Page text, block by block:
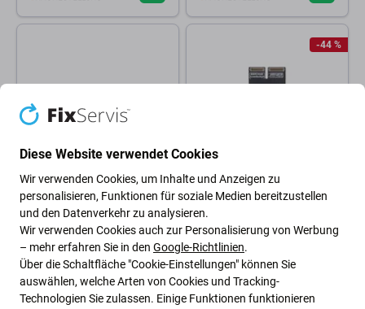
JC
JC V1SE, V1S Pro, V1S Plus -
16 Pro Max
AUF LAGER 4 Stk
-44 %
JC
True Tone-Daten für iPad Pro
12.9" (3. / 4. Generation)
4,87 € 8,76 €
AUF LAGER 2 Stk
Diese Website verwendet Cookies
Wir verwenden Cookies, um Inhalte und Anzeigen zu
personalisieren, Funktionen für soziale Medien bereitzustellen
und den Datenverkehr zu analysieren.
Wir verwenden Cookies auch zur Personalisierung von Werbung
– mehr erfahren Sie in den Google-Richtlinien.
Über die Schaltfläche "Cookie-Einstellungen" können Sie
auswählen, welche Arten von Cookies und Tracking-
Technologien Sie zulassen. Einige Funktionen funktionieren